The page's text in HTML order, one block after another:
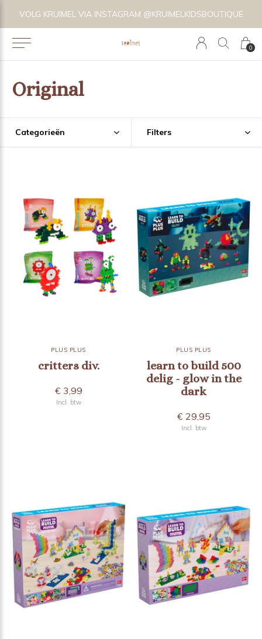
0
VOLG KRUIMEL VIA INSTAGRAM @KRUIMELKIDSBOUTIQUE
Original
Categorieën Filters
PLUS PLUS
critters div.
€ 3,99
Incl. btw
PLUS PLUS
learn to build 500
delig - glow in the
dark
€ 29,95
Incl. btw